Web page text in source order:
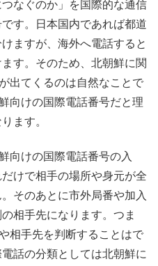
なぐのか」を国際的な通信
す。日本国内であれば都道
ますが、海外へ電話すると
す。そのため、北朝鮮に関
出てくるのは自然なことで
向けの国際電話番号だと理
ます。
向けの国際電話番号の入
けで相手の場所や身元が全
そのあとに市外局番や加入
相手先になります。つま
相手先を判断することはで
話の分類としては北朝鮮に